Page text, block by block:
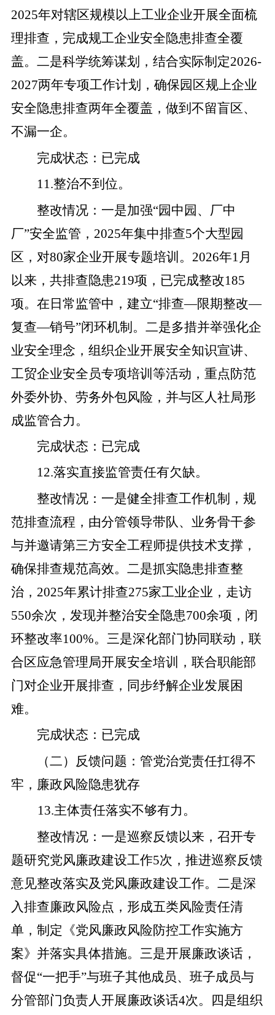
2025年对辖区规模以上工业企业开展全面梳
理排查，完成规工企业安全隐患排查全覆
盖。 二是科学统筹谋划 ，结合实际制定2026-
2027两年专项工作计划，确保园区规上企业
安全隐患排查两年全覆盖，做到不留盲区、
不漏一企。
完成状态 ： 已完成
11.整治不到位。
整改情况： 一是加强“园中园、厂中
厂”安全监管 ， 2025年集中排查5个大型园
区，对80家企业开展专题培训 。 2026年1 月
以来，共排查隐患219项，已完成整改185
项。在日常监管中，建立“排查—限期整改—
复查—销号”闭环机制。 二是多措并举强化企
业安全理念 ， 组织企业开展安全知识宣讲、
工贸企业安全员专项培训 等活动 ，重点防范
外委外协、劳务外包风险， 并与区 人社局形
成监管合力。
完成状态 ： 已完成
12.落实直接监管责任有欠缺。
整改情况： 一是健全排查工作机制，规
范排查流程，由分管领导带队、业务骨干参
与并邀请第三方安全工程师提供技术支撑，
确保排查规范高效。 二是抓实隐患排查整
治， 2025年累计排查275家工业企业，走访
550余次，发现并整治安全隐患700余项，闭
环整改率100%。 三是深化部门协同联动，联
合区应急管理局开展安全培训，联合职能部
门对企业开展排查，同步纾解企业发展困
难。
完成状态 ： 已完成
（二） 反馈问题： 管党治党责任扛得不
牢，廉政风险隐患犹存
13.主体责任落实不够有力。
整改情况： 一是巡察反馈以来，召开专
题研究党风廉政建设工作5次， 推进巡察反馈
意见整改落实及党风廉政建设工作。 二是深
入排查廉政风险点，形成五类风险责任清
单，制定《党风廉政风险防控工作实施方
案》并落实具体措施。 三是开展廉政谈话，
督促“一把手”与班子其他成员、班子成员与
分管部门负责人开展廉政谈话4次。 四是组织